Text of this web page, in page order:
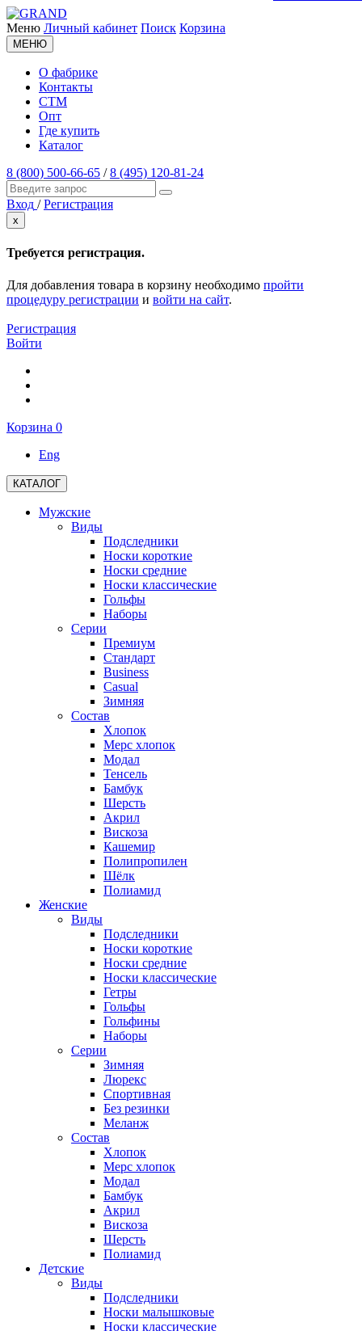
Меню Личный кабинет Поиск Корзина
МЕНЮ
О фабрике
Контакты
СТМ
Опт
Где купить
Каталог
8 (800) 500-66-65 /8 (495) 120-81-24
Вход / Регистрация
x
Требуется регистрация.
Для добавления товара в корзину необходимо пройти
процедуру регистрации и войти на сайт.
Регистрация
Войти
Корзина 0
Eng
КАТАЛОГ
Мужские
Виды
Подследники
Носки короткие
Носки средние
Носки классические
Гольфы
Наборы
Серии
Премиум
Стандарт
Business
Casual
Зимняя
Состав
Хлопок
Мерс хлопок
Модал
Тенсель
Бамбук
Шерсть
Акрил
Вискоза
Кашемир
Полипропилен
Шёлк
Полиамид
Женские
Виды
Подследники
Носки короткие
Носки средние
Носки классические
Гетры
Гольфы
Гольфины
Наборы
Серии
Зимняя
Люрекс
Спортивная
Без резинки
Меланж
Состав
Хлопок
Мерс хлопок
Модал
Бамбук
Акрил
Вискоза
Шерсть
Полиамид
Детские
Виды
Подследники
Носки малышковые
Носки классические